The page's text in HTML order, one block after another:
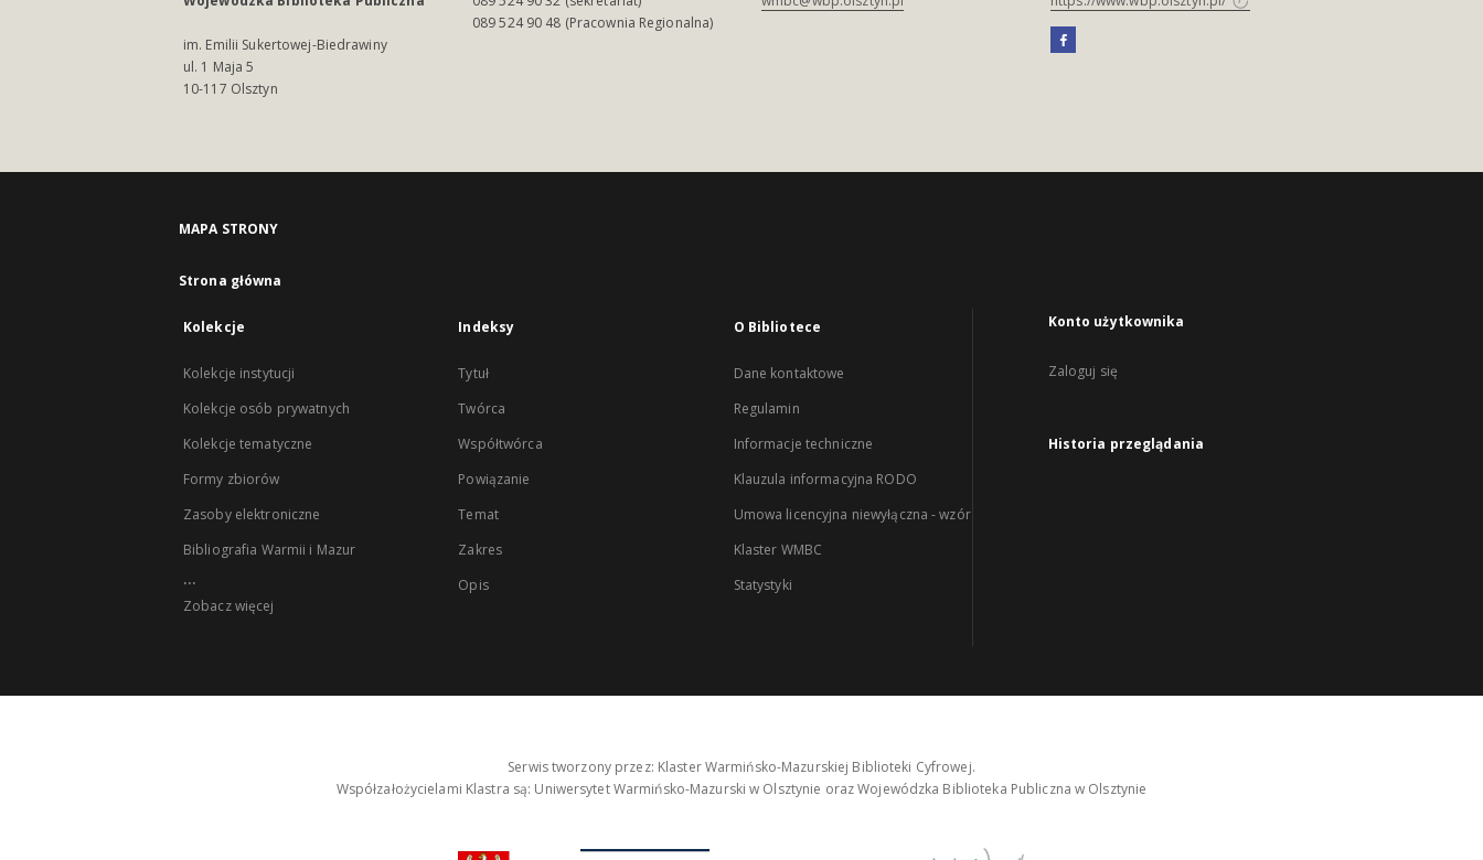
im. Emilii Sukertowej-Biedrawiny
ul. 1 Maja 5
10-117 Olsztyn
089 524 90 48 (Pracownia Regionalna)
MAPA STRONY
Strona główna
Kolekcje
Kolekcje instytucji
Kolekcje osób prywatnych
Kolekcje tematyczne
Formy zbiorów
Zasoby elektroniczne
Bibliografia Warmii i Mazur
...
Zobacz więcej
Indeksy
Tytuł
Twórca
Współtwórca
Powiązanie
Temat
Zakres
Opis
O Bibliotece
Dane kontaktowe
Regulamin
Informacje techniczne
Klauzula informacyjna RODO
Umowa licencyjna niewyłączna - wzór
Klaster WMBC
Statystyki
Konto użytkownika
Zaloguj się
Historia przeglądania
Serwis tworzony przez: Klaster Warmińsko-Mazurskiej Biblioteki Cyfrowej.
Współzałożycielami Klastra są: Uniwersytet Warmińsko-Mazurski w Olsztynie oraz Wojewódzka Biblioteka Publiczna w Olsztynie